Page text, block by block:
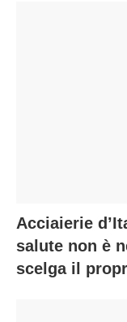
Acciaierie
salute non è
scelga il